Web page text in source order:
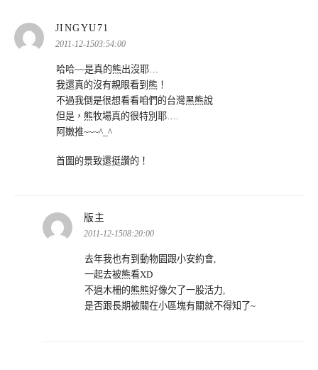
JINGYU71
示:
2011-12-1503:54:00
哈哈~~是真的熊出沒耶…
我還真的沒有親眼看到熊！
不過我倒是很想看看咱們的台灣黑熊說
但是，熊牧場真的很特別耶….
阿嫩推~~~^_^
首圖的景致還挺讚的！
版主
示:
2011-12-1508:20:00
去年我也有到動物園跟小安約會,
一起去被熊看XD
不過木柵的熊熊好像欠了一股活力,
是否跟長期被關在小區塊有關就不得知了~